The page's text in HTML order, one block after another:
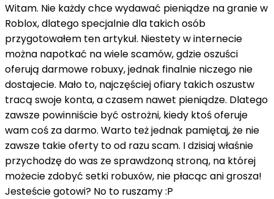
Witam. Nie każdy chce wydawać pieniądze na granie w
Roblox, dlatego specjalnie dla takich osób
przygotowałem ten artykuł. Niestety w internecie
można napotkać na wiele scamów, gdzie oszuści
oferują darmowe robuxy, jednak finalnie niczego nie
dostajecie. Mało to, najczęściej ofiary takich oszustw
tracą swoje konta, a czasem nawet pieniądze. Dlatego
zawsze powinniście być ostrożni, kiedy ktoś oferuje
wam coś za darmo. Warto też jednak pamiętaj, że nie
zawsze takie oferty to od razu scam. I dzisiaj właśnie
przychodzę do was ze sprawdzoną stroną, na której
możecie zdobyć setki robuxów, nie płacąc ani grosza!
Jesteście gotowi? No to ruszamy :P